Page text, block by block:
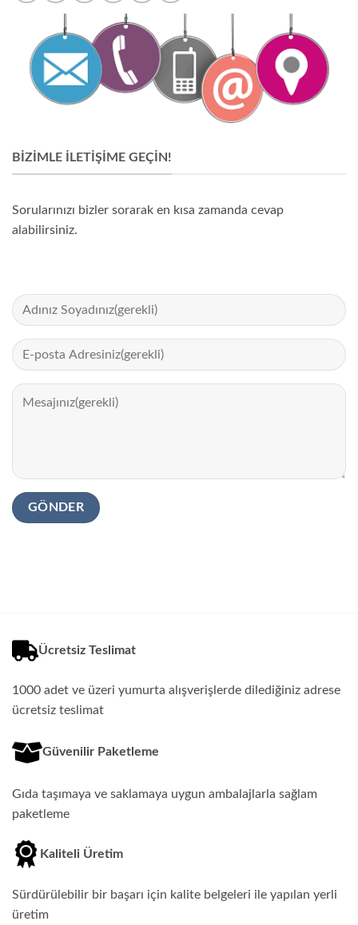
BIZIMLE İLETIŞIME GEÇIN!
Sorularınızı bizler sorarak en kısa zamanda cevap
alabilirsiniz.
Ücretsiz Teslimat
1000 adet ve üzeri yumurta alışverişlerde dilediğiniz adrese
ücretsiz teslimat
Güvenilir Paketleme
Gıda taşımaya ve saklamaya uygun ambalajlarla sağlam
paketleme
Kaliteli Üretim
Sürdürülebilir bir başarı için kalite belgeleri ile yapılan yerli
üretim